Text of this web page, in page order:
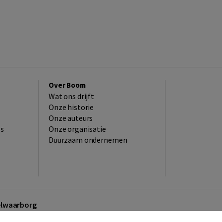
Over Boom
Wat ons drijft
Onze historie
Onze auteurs
Onze organisatie
Duurzaam ondernemen